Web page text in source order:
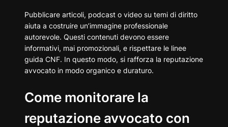
Pubblicare articoli, podcast o video su temi di diritto
aiuta a costruire un’immagine professionale
autorevole. Questi contenuti devono essere
informativi, mai promozionali, e rispettare le linee
guida CNF. In questo modo, si rafforza la reputazione
avvocato in modo organico e duraturo.
Come monitorare la
reputazione avvocato con